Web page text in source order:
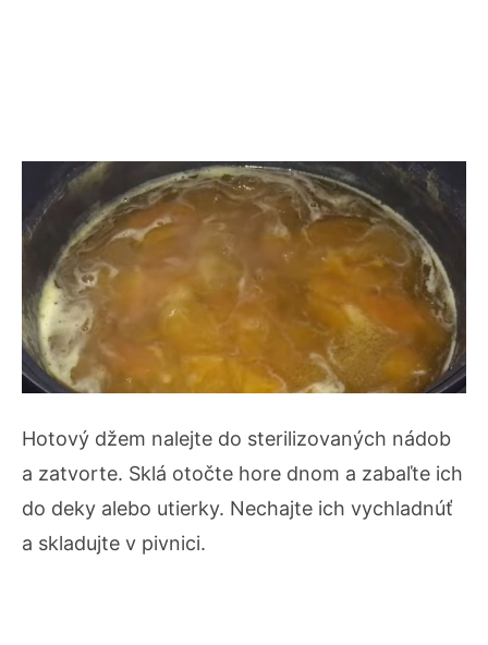
Hotový džem nalejte do sterilizovaných nádob
a zatvorte. Sklá otočte hore dnom a zabaľte ich
do deky alebo utierky. Nechajte ich vychladnúť
a skladujte v pivnici.